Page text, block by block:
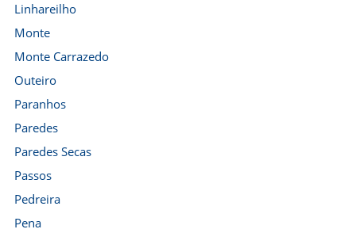
Linhareilho
Monte
Monte Carrazedo
Outeiro
Paranhos
Paredes
Paredes Secas
Passos
Pedreira
Pena